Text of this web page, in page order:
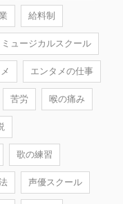
給料制
ミュージカルスクール
エンタメの仕事
苦労 喉の痛み
歌の練習
声優スクール